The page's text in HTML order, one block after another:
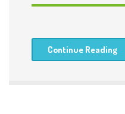
Continue Reading